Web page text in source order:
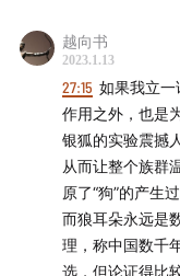
- 互动方式 -
商务合作：
微博：@忽左忽右
微信公众号：忽左
微信公众号：
越向书
2023.1.13
27:15 如果我立一
作用之外，也是
银狐的实验震撼
从而让整个族群
原了“狗”的产生
而狼耳朵永远是
理，称中国数千
选，但论证得比